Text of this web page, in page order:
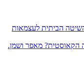
הביתית לעצמאות
הקאוסטית? מאפר ושמן.